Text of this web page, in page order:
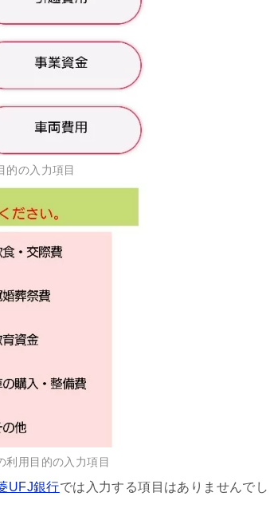
的の入力項目
利用目的の入力項目
UFJ銀行では入力する項目はありませんでし